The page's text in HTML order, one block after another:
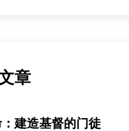
章
建造基督的门徒